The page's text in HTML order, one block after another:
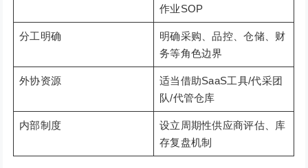
作业SOP
分工明确
明确采购、品控、仓储、财
务等角色边界
外协资源
适当借助SaaS工具/代采团
队/代管仓库
内部制度
设立周期性供应商评估、库
存复盘机制